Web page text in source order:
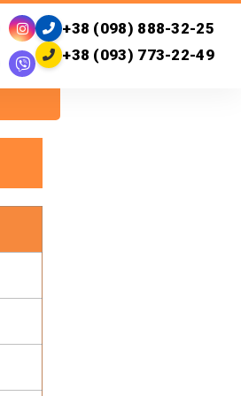
+38 (098) 888-32-25
+38 (093) 773-22-49